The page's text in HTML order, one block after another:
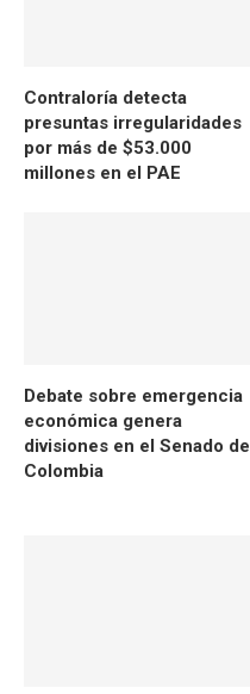
Contraloría detecta
presuntas irregularidades
por más de $53.000
millones en el PAE
Debate sobre emergencia
económica genera
divisiones en el Senado de
Colombia